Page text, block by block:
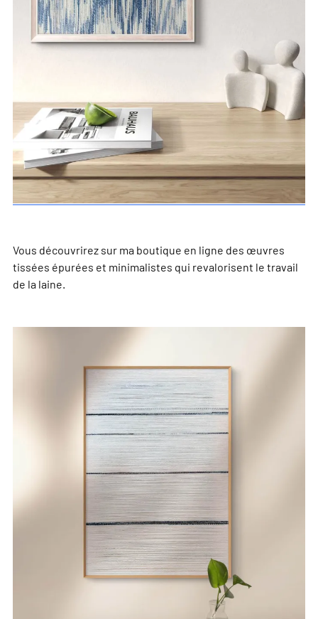
Vous découvrirez sur ma boutique en ligne des œuvres
tissées épurées et minimalistes qui revalorisent le travail
de la laine.